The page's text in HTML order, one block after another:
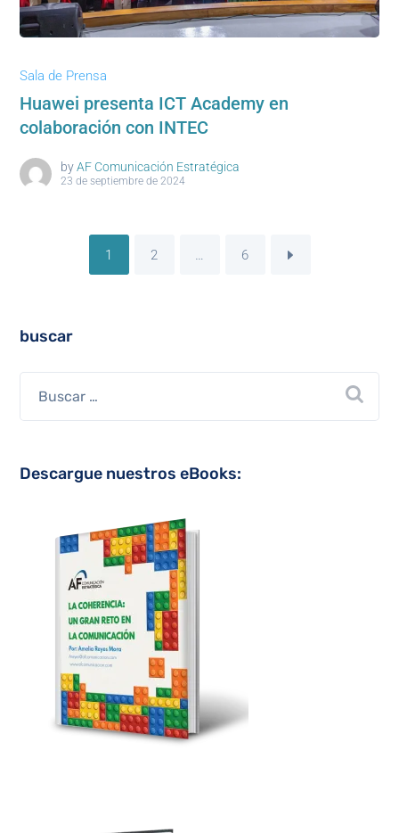
Sala de Prensa
Huawei presenta ICT Academy en
colaboración con INTEC
by AF Comunicación Estratégica
23 de septiembre de 2024
1 2 … 6
buscar
Descargue nuestros eBooks: